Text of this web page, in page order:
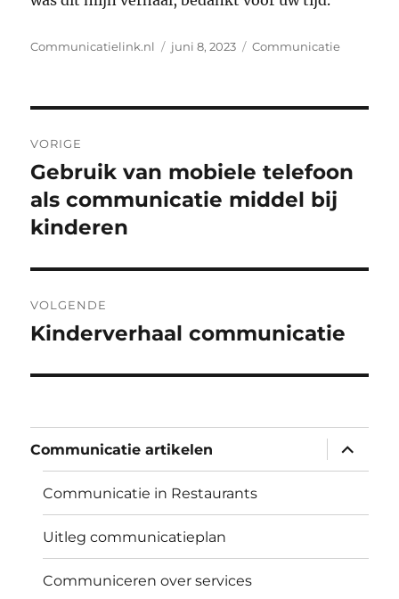
Auteur
Communicatielink.nl
Geplaatst
juni 8, 2023 Categorieën
Communicatie
navigatie
VORIGE
Vorig
bericht:
Gebruik van mobiele telefoon
als communicatie middel bij
kinderen
VOLGENDE
Volgend
Kinderverhaal communicatie
Communicatie artikelen
Communicatie in Restaurants
Uitleg communicatieplan
Communiceren over services